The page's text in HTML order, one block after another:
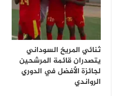
ثنائي المريخ السوداني
يتصدران قائمة المرشحين
لجائزة الأفضل في الدوري
الرواندي